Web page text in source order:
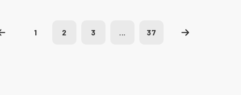
1 2 3 ... 37